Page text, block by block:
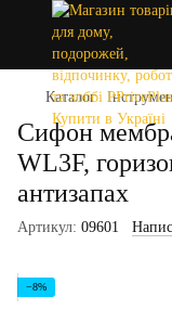
Каталог
Сифон
WL3F,
антизапах
Артикул: 09601
−8%